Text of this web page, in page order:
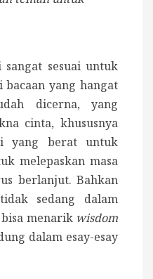
sesuai untuk
bacaan yang hangat
dicerna, yang
cinta, khususnya
yang berat untuk
melepaskan masa
berlanjut. Bahkan
sedang dalam
menarik wisdom
dalam esay-esay